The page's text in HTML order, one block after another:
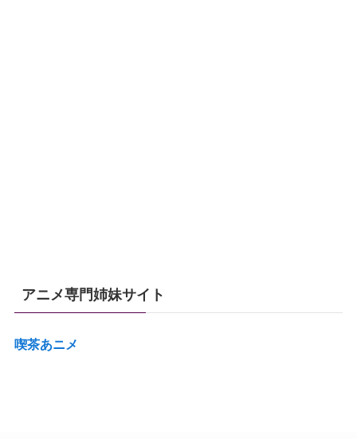
アニメ専門姉妹サイト
喫茶あニメ